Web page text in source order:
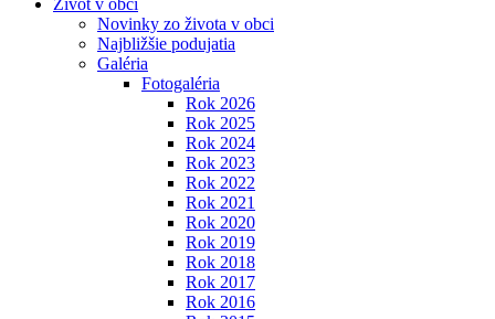
Život v obci
Novinky zo života v obci
Najbližšie podujatia
Galéria
Fotogaléria
Rok 2026
Rok 2025
Rok 2024
Rok 2023
Rok 2022
Rok 2021
Rok 2020
Rok 2019
Rok 2018
Rok 2017
Rok 2016